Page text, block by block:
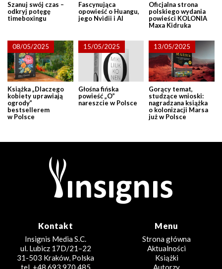
Szanuj swój czas –
odkryj potęgę
timeboxingu
Fascynująca
opowieść o Huangu,
jego Nvidii i AI
Oficjalna strona
polskiego wydania
powieści KOLONIA
Maxa Kidruka
08/05/2025
Książka „Dlaczego
kobiety uprawiają
ogrody”
bestsellerem
w Polsce
15/05/2025
Głośna fińska
powieść „O”
nareszcie w Polsce
13/05/2025
Gorący temat,
studzące wnioski:
nagradzana książka
o kolonizacji Marsa
już w Polsce
Kontakt
Insignis Media S.C.
ul. Lubicz 17D/21–22
31-503 Kraków, Polska
tel. +48 693 970 485
Menu
Strona główna
Aktualności
Książki
Autorzy